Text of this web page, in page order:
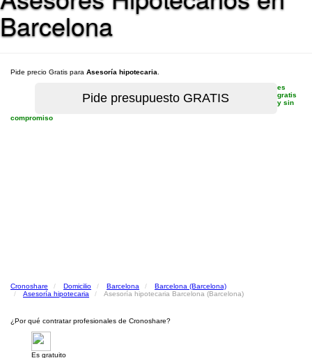
Barcelona
Pide precio Gratis para Asesoría hipotecaria
es
gratis
y sin
compromiso
Cronoshare Domicilio Barcelona
Barcelona (Barcelona)
Asesoría hipotecaria
Asesoría hipotecaria Barcelona (Barcelona)
¿Por qué contratar profesionales de Cronoshare?
Es gratuito